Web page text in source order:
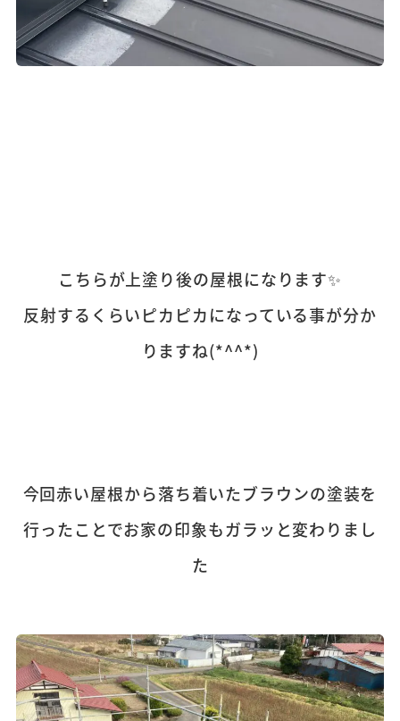
こちらが上塗り後の屋根になります✨
反射するくらいピカピカになっている事が分か
りますね(*^^*)
今回赤い屋根から落ち着いたブラウンの塗装を
行ったことでお家の印象もガラッと変わりまし
た